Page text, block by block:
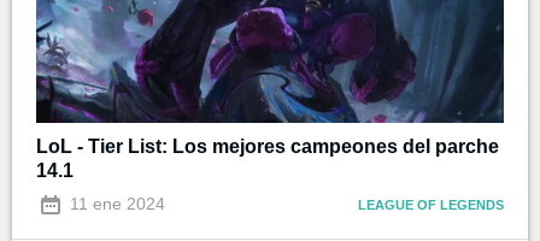
LoL - Tier List: Los mejores campeones del parche
14.1
11 ene 2024 LEAGUE OF LEGENDS